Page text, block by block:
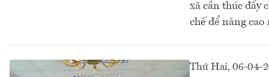
xã cần thúc đẩy
chế để nâng
Thứ Hai, 06-04-